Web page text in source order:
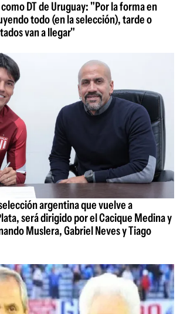
DT de Uruguay: "Por la forma en
todo (en la selección), tarde o
van a llegar"
argentina que vuelve a
será dirigido por el Cacique Medina y
Muslera, Gabriel Neves y Tiago